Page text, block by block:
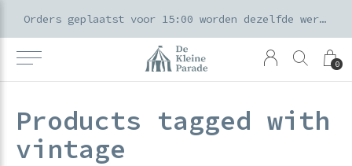
0
Orders geplaatst voor 15:00 worden dezelfde werkdag verzonden
Products tagged with
vintage